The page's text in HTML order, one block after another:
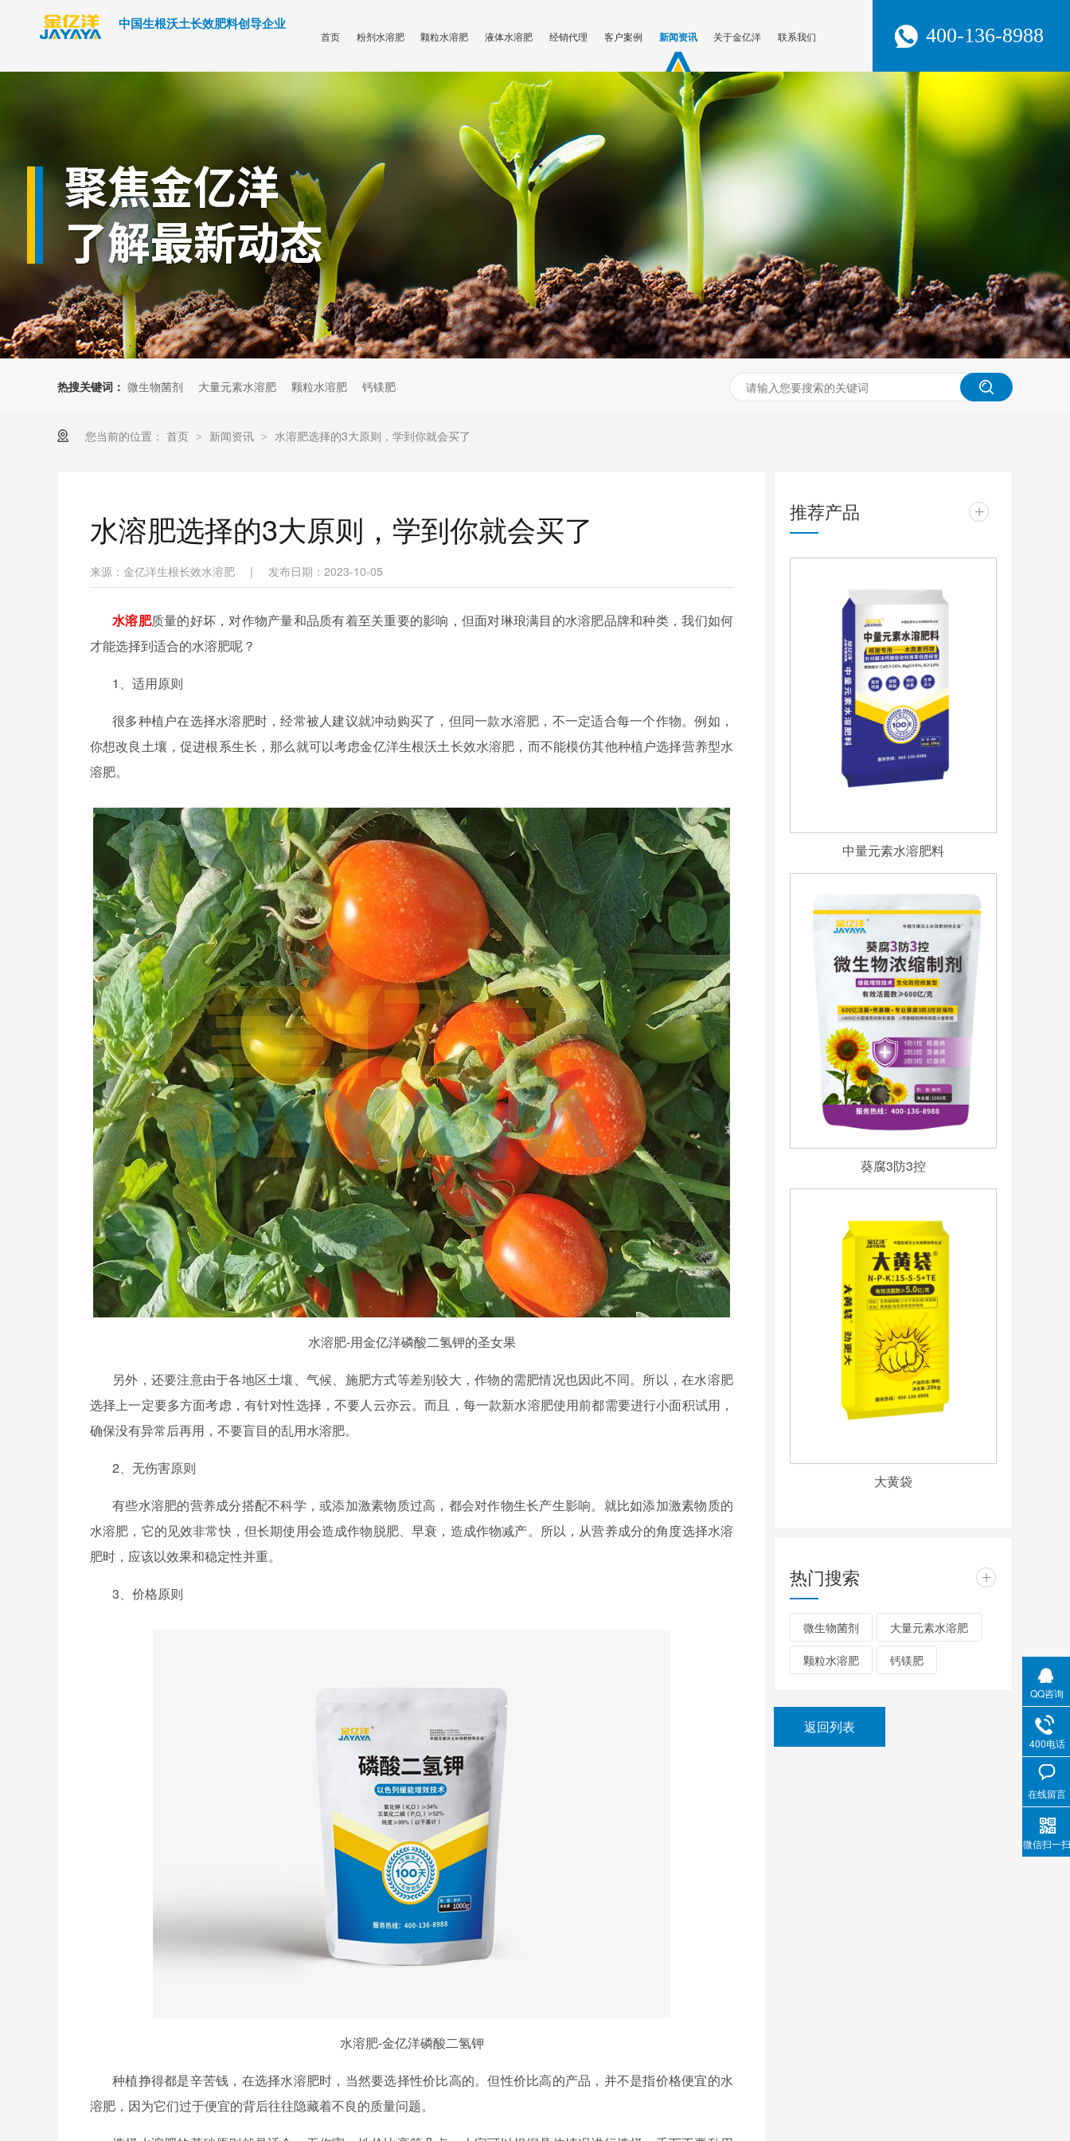
中国生根沃土长效肥料创导企业
400-136-8988
首页 粉剂水溶肥 颗粒水溶肥 液体水溶肥 经销代理 客户案例 新闻资讯 关于金亿洋 联系我们
热搜关键词： 微生物菌剂 大量元素水溶肥 颗粒水溶肥 钙镁肥
您当前的位置： 首页 > 新闻资讯 > 水溶肥选择的3大原则，学到你就会买了
水溶肥选择的3大原则，学到你就会买了
来源：金亿洋生根长效水溶肥 | 发布日期：2023-10-05
水溶肥质量的好坏，对作物产量和品质有着至关重要的影响，但面对琳琅满目的水溶肥品牌和种类，我们如何
才能选择到适合的水溶肥呢？
1、适用原则
很多种植户在选择水溶肥时，经常被人建议就冲动购买了，但同一款水溶肥，不一定适合每一个作物。例如，
你想改良土壤，促进根系生长，那么就可以考虑金亿洋生根沃土长效水溶肥，而不能模仿其他种植户选择营养型水
溶肥。
水溶肥-用金亿洋磷酸二氢钾的圣女果
另外，还要注意由于各地区土壤、气候、施肥方式等差别较大，作物的需肥情况也因此不同。所以，在水溶肥
选择上一定要多方面考虑，有针对性选择，不要人云亦云。而且，每一款新水溶肥使用前都需要进行小面积试用，
确保没有异常后再用，不要盲目的乱用水溶肥。
2、无伤害原则
有些水溶肥的营养成分搭配不科学，或添加激素物质过高，都会对作物生长产生影响。就比如添加激素物质的
水溶肥，它的见效非常快，但长期使用会造成作物脱肥、早衰，造成作物减产。所以，从营养成分的角度选择水溶
肥时，应该以效果和稳定性并重。
3、价格原则
水溶肥-金亿洋磷酸二氢钾
种植挣得都是辛苦钱，在选择水溶肥时，当然要选择性价比高的。但性价比高的产品，并不是指价格便宜的水
溶肥，因为它们过于便宜的背后往往隐藏着不良的质量问题。
推荐产品 +
中量元素水溶肥料
葵腐3防3控
大黄袋
热门搜索 +
微生物菌剂 大量元素水溶肥
颗粒水溶肥 钙镁肥
返回列表
QQ咨询
400电话
在线留言
微信扫一扫